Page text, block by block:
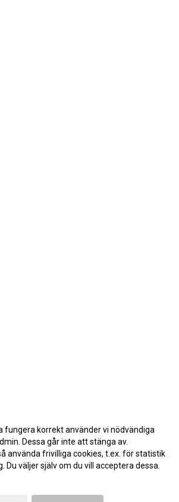
till Webbversion
fungera korrekt använder vi nödvändiga
Dessa går inte att stänga av.
använda frivilliga cookies, t.ex. för statistik
Du väljer själv om du vill acceptera dessa.